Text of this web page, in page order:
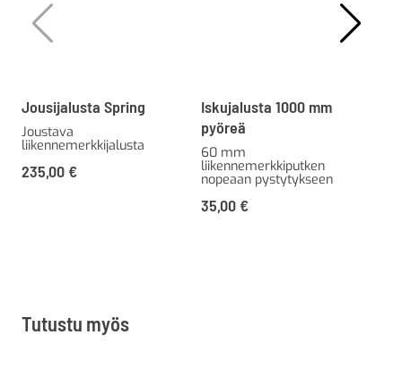
Jousijalusta Spring
Joustava
liikennemerkkijalusta
235,00 €
Iskujalusta 1000 mm
pyöreä
60 mm
liikennemerkkiputken
nopeaan pystytykseen
35,00 €
Tutustu myös